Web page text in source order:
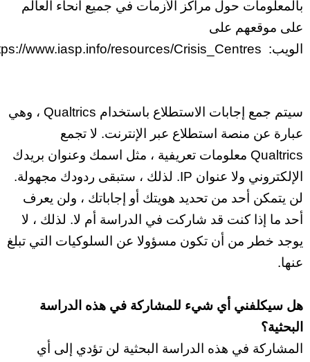
بالمعلومات حول مراكز الأزمات في جميع أنحاء العالم
على موقعهم على
الويب: www.iasp.info/resources/Crisis_Centres.
سيتم جمع إجابات الاستطلاع باستخدام Qualtrics ، وهي
عبارة عن منصة استطلاع عبر الإنترنت. لا تجمع
Qualtrics معلومات تعريفية ، مثل اسمك وعنوان بريدك
الإلكتروني ولا عنوان IP. لذلك ، ستبقى ردودك مجهولة.
لن يتمكن أحد من تحديد هويتك أو إجاباتك ، ولن يعرف
أحد ما إذا كنت قد شاركت في الدراسة أم لا. لذلك ، لا
يوجد خطر من أن تكون مسؤولا عن السلوكيات التي تبلغ
عنها.
هل سيكلفني أي شيء للمشاركة في هذه الدراسة
البحثية؟
المشاركة في هذه الدراسة البحثية لن تؤدي إلى أي